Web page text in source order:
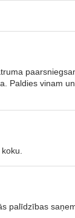
Paldies vinam
palīdzības